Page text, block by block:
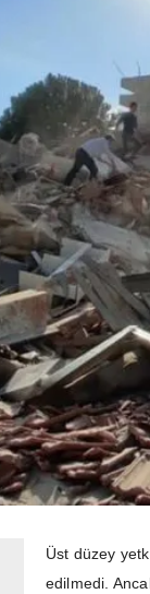
Üst düzey
edilmedi.